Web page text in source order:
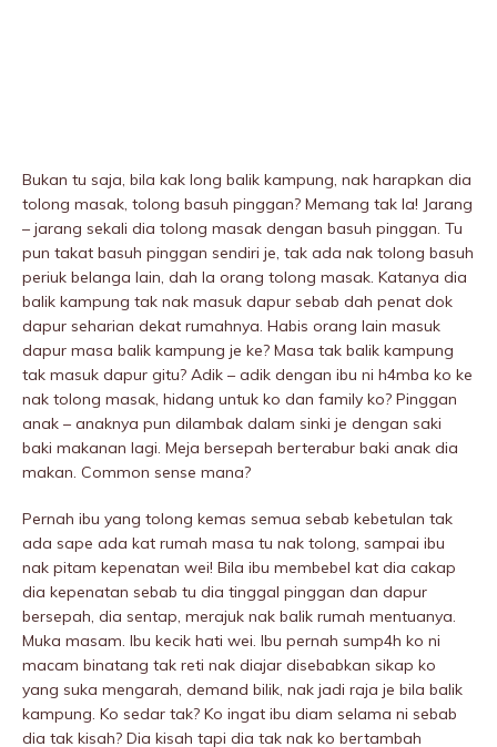
Bukan tu saja, bila kak long balik kampung, nak harapkan dia
tolong masak, tolong basuh pinggan? Memang tak la! Jarang
– jarang sekali dia tolong masak dengan basuh pinggan. Tu
pun takat basuh pinggan sendiri je, tak ada nak tolong basuh
periuk belanga lain, dah la orang tolong masak. Katanya dia
balik kampung tak nak masuk dapur sebab dah penat dok
dapur seharian dekat rumahnya. Habis orang lain masuk
dapur masa balik kampung je ke? Masa tak balik kampung
tak masuk dapur gitu? Adik – adik dengan ibu ni h4mba ko ke
nak tolong masak, hidang untuk ko dan family ko? Pinggan
anak – anaknya pun dilambak dalam sinki je dengan saki
baki makanan lagi. Meja bersepah berterabur baki anak dia
makan. Common sense mana?
Pernah ibu yang tolong kemas semua sebab kebetulan tak
ada sape ada kat rumah masa tu nak tolong, sampai ibu
nak pitam kepenatan wei! Bila ibu membebeI kat dia cakap
dia kepenatan sebab tu dia tinggal pinggan dan dapur
bersepah, dia sentap, merajuk nak balik rumah mentuanya.
Muka masam. Ibu kecik hati wei. Ibu pernah sump4h ko ni
macam binatang tak reti nak diajar disebabkan sikap ko
yang suka mengarah, demand bilik, nak jadi raja je bila balik
kampung. Ko sedar tak? Ko ingat ibu diam selama ni sebab
dia tak kisah? Dia kisah tapi dia tak nak ko bertambah